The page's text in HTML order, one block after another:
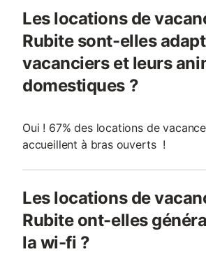
Les locations de
Rubite sont-elles
vacanciers et leurs
domestiques ?
Oui ! 67% des locations de
accueillent à bras ouverts !
Les locations de
Rubite ont-elles
la wi-fi ?